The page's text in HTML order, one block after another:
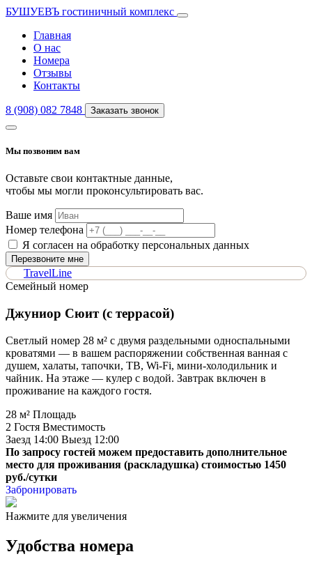
БУШУЕВЪ гостиничный комплекс
Главная
О нас
Номера
Отзывы
Контакты
8 (908) 082 7848 Заказать звонок
Мы позвоним вам
Оставьте свои контактные данные,
чтобы мы могли проконсультировать вас.
Ваше имя
Номер телефона
Я согласен на обработку персональных данных
Перезвоните мне
TravelLine
Семейный номер
Джуниор Сюит (с террасой)
Светлый номер 28 м² с двумя раздельными односпальными
кроватями — в вашем распоряжении собственная ванная с
душем, халаты, тапочки, ТВ, Wi-Fi, мини-холодильник и
чайник. На этаже — кулер с водой. Завтрак включен в
проживание на каждого гостя.
28 м² Площадь
2 Гостя Вместимость
Заезд 14:00 Выезд 12:00
По запросу гостей можем предоставить дополнительное
место для проживания (раскладушка) стоимостью 1450
руб./сутки
Забронировать
Нажмите для увеличения
Удобства номера